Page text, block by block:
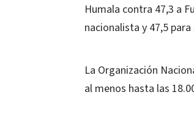
Humala contra 47,3 a
nacionalista y 47,5 para
La Organización
al menos hasta las